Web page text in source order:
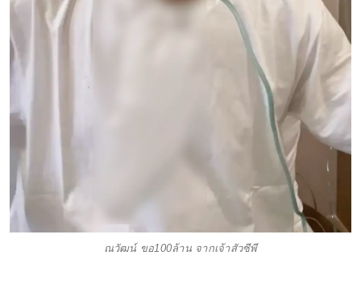
ณวัฒน์ ขอ100ล้าน จากเจ้าสัวซีพี